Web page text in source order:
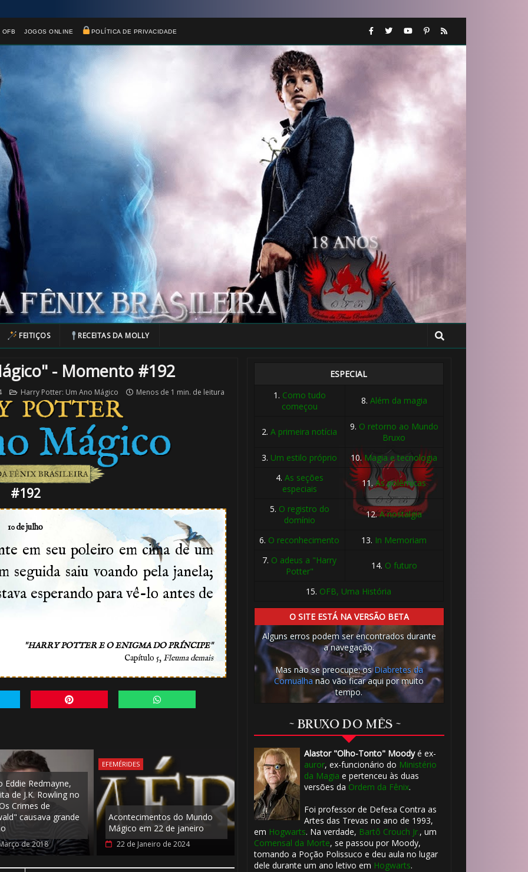
OFB JOGOS ONLINE POLÍTICA DE PRIVACIDADE
FEITIÇOS RECEITAS DA MOLLY
- Momento #192
Harry Potter: Um Ano Mágico Menos de 1 min. de leitura
#192
10 de julho
em seu poleiro em cima de um
seguida saiu voando pela janela;
esperando para vê-lo antes de
"HARRY POTTER E O ENIGMA DO PRÍNCIPE"
Capítulo 5,Fleuma demais
Eddie Redmayne,
de J.K. Rowling no
Crimes de
causava grande
de 2018
EFEMÉRIDES
Acontecimentos do Mundo
Mágico em 22 de janeiro
22 de Janeiro de 2024
ESPECIAL
1. Como tudo
começou
8. Além da magia
2.A primeira notícia 9. O retorno ao Mundo
Bruxo
3. Um estilo próprio 10.Magia e tecnologia
4. As seções
especiais
11.As polêmicas
5. O registro do
domínio
12.A nostalgia
6. O reconhecimento 13. In Memoriam
7. O adeus a "Harry
Potter"
14. O futuro
15. OFB, Uma História
O SITE ESTÁ NA VERSÃO BETA
Alguns erros podem ser encontrados durante
a navegação.
Mas não se preocupe: osDiabretes da
Cornualha não vão ficar aqui por muito
tempo.
~ BRUXO DO MÊS ~
Alastor "Olho-Tonto" Moodyé ex-
auror, ex-funcionário do Ministério
da Magia e pertenceu às duas
versões da Ordem da Fênix.
Foi professor de Defesa Contra as
Artes das Trevas no ano de 1993,
em Hogwarts. Na verdade, Bartô Crouch Jr., um
Comensal da Morte, se passou por Moody,
tomando a Poção Polissuco e deu aula no lugar
dele durante um ano letivo em Hogwarts.
1️⃣ 8️⃣
🎈
🎂